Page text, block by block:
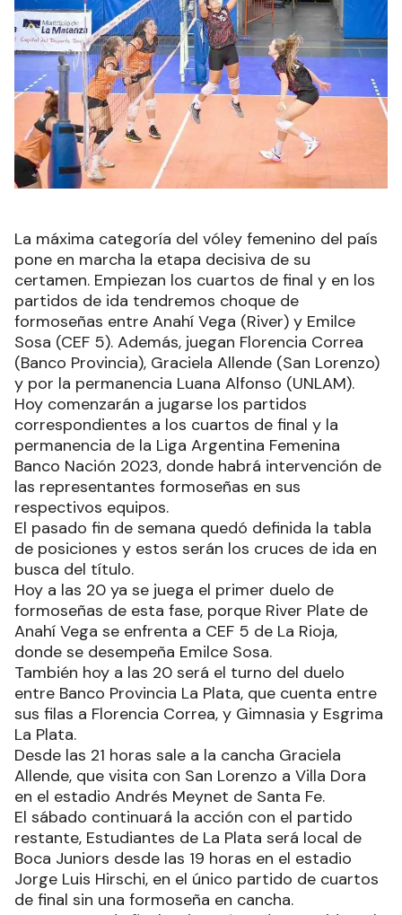
La máxima categoría del vóley femenino del país
pone en marcha la etapa decisiva de su
certamen. Empiezan los cuartos de final y en los
partidos de ida tendremos choque de
formoseñas entre Anahí Vega (River) y Emilce
Sosa (CEF 5). Además, juegan Florencia Correa
(Banco Provincia), Graciela Allende (San Lorenzo)
y por la permanencia Luana Alfonso (UNLAM).
Hoy comenzarán a jugarse los partidos
correspondientes a los cuartos de final y la
permanencia de la Liga Argentina Femenina
Banco Nación 2023, donde habrá intervención de
las representantes formoseñas en sus
respectivos equipos.
El pasado fin de semana quedó definida la tabla
de posiciones y estos serán los cruces de ida en
busca del título.
Hoy a las 20 ya se juega el primer duelo de
formoseñas de esta fase, porque River Plate de
Anahí Vega se enfrenta a CEF 5 de La Rioja,
donde se desempeña Emilce Sosa.
También hoy a las 20 será el turno del duelo
entre Banco Provincia La Plata, que cuenta entre
sus filas a Florencia Correa, y Gimnasia y Esgrima
La Plata.
Desde las 21 horas sale a la cancha Graciela
Allende, que visita con San Lorenzo a Villa Dora
en el estadio Andrés Meynet de Santa Fe.
El sábado continuará la acción con el partido
restante, Estudiantes de La Plata será local de
Boca Juniors desde las 19 horas en el estadio
Jorge Luis Hirschi, en el único partido de cuartos
de final sin una formoseña en cancha.